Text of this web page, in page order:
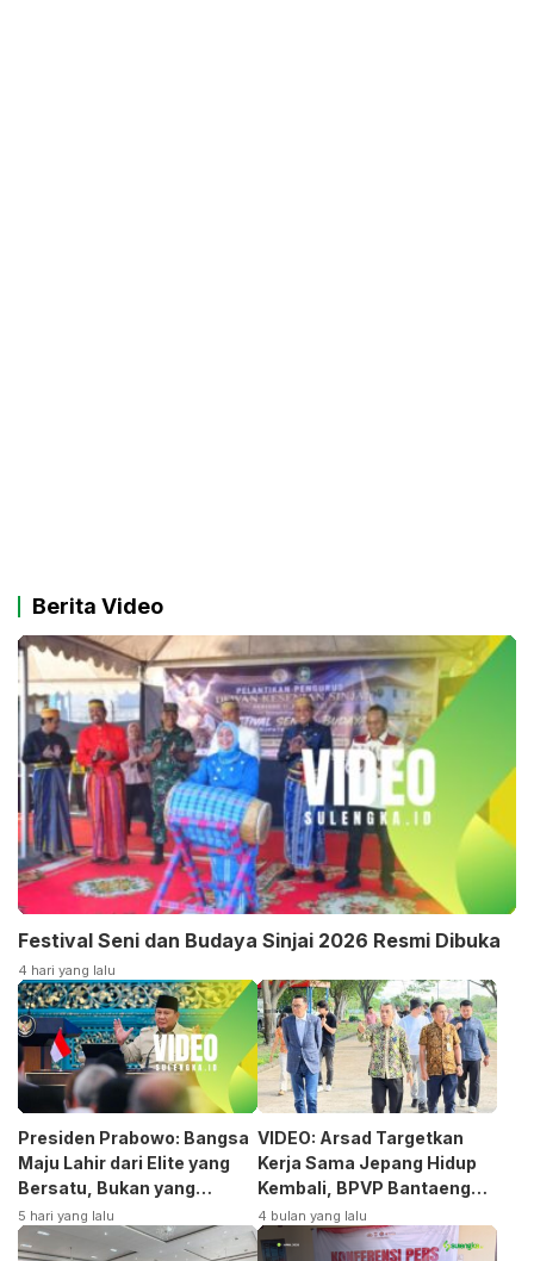
Berita Video
Festival Seni dan Budaya Sinjai 2026 Resmi Dibuka
4 hari yang lalu
Presiden Prabowo: Bangsa
Maju Lahir dari Elite yang
Bersatu, Bukan yang
Terpecah
5 hari yang lalu
VIDEO: Arsad Targetkan
Kerja Sama Jepang Hidup
Kembali, BPVP Bantaeng
Siap Bangkitkan Jurusan
Otomotif
4 bulan yang lalu